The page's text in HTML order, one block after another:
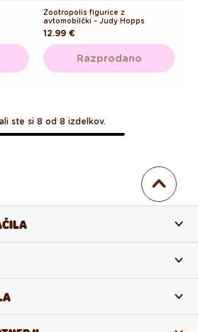
Zootropolis figurice z
avtomobilčki – Judy Hopps
Redna
cena
12.99 €
Razprodano
ste si 8 od 8 izdelkov.